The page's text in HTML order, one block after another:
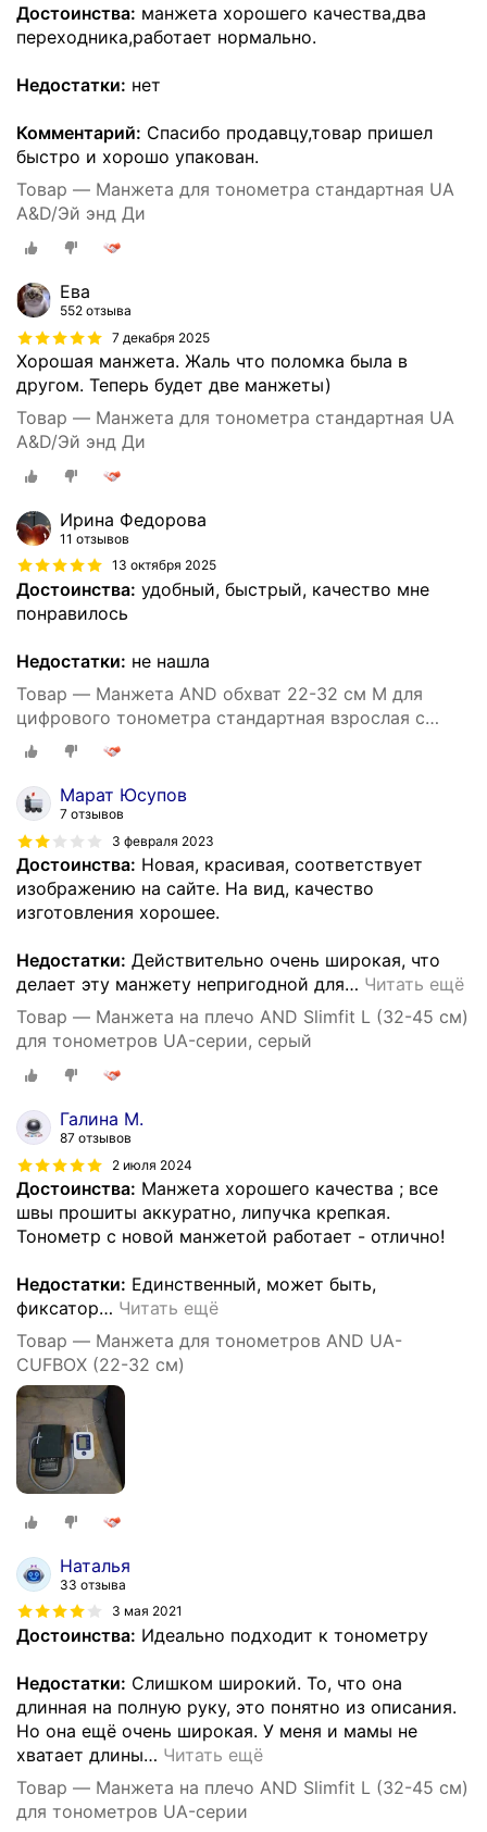
Достоинства: манжета хорошего качества,два
переходника,работает нормально.
Недостатки: нет
Комментарий: Спасибо продавцу,товар пришел
быстро и хорошо упакован.
Товар — Манжета для тонометра стандартная UA
A&D/Эй энд Ди
Ева
552 отзыва
7 декабря 2025
Хорошая манжета. Жаль что поломка была в
другом. Теперь будет две манжеты)
Товар — Манжета для тонометра стандартная UA
A&D/Эй энд Ди
Ирина Федорова
11 отзывов
13 октября 2025
Достоинства: удобный, быстрый, качество мне
понравилось
Недостатки: не нашла
Товар — Манжета AND обхват 22-32 см М для
цифрового тонометра стандартная взрослая с
одной трубкой
Марат Юсупов
7 отзывов
3 февраля 2023
Достоинства: Новая, красивая, соответствует
изображению на сайте. На вид, качество
изготовления хорошее.
Недостатки: Действительно очень широкая, что
делает эту манжету непригодной для… Читать ещё
Товар — Манжета на плечо AND Slimfit L (32-45 см)
для тонометров UA-серии, серый
Галина М.
87 отзывов
2 июля 2024
Достоинства: Манжета хорошего качества ; все
швы прошиты аккуратно, липучка крепкая.
Тонометр с новой манжетой работает - отлично!
Недостатки: Единственный, может быть,
фиксатор… Читать ещё
Товар — Манжета для тонометров AND UA-
CUFBOX (22-32 см)
Наталья
33 отзыва
3 мая 2021
Достоинства: Идеально подходит к тонометру
Недостатки: Слишком широкий. То, что она
длинная на полную руку, это понятно из описания.
Но она ещё очень широкая. У меня и мамы не
хватает длины… Читать ещё
Товар — Манжета на плечо AND Slimfit L (32-45 см)
для тонометров UA-серии